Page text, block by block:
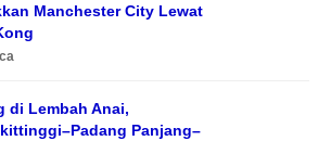
Manchester City Lewat
di Lembah Anai,
Panjang–